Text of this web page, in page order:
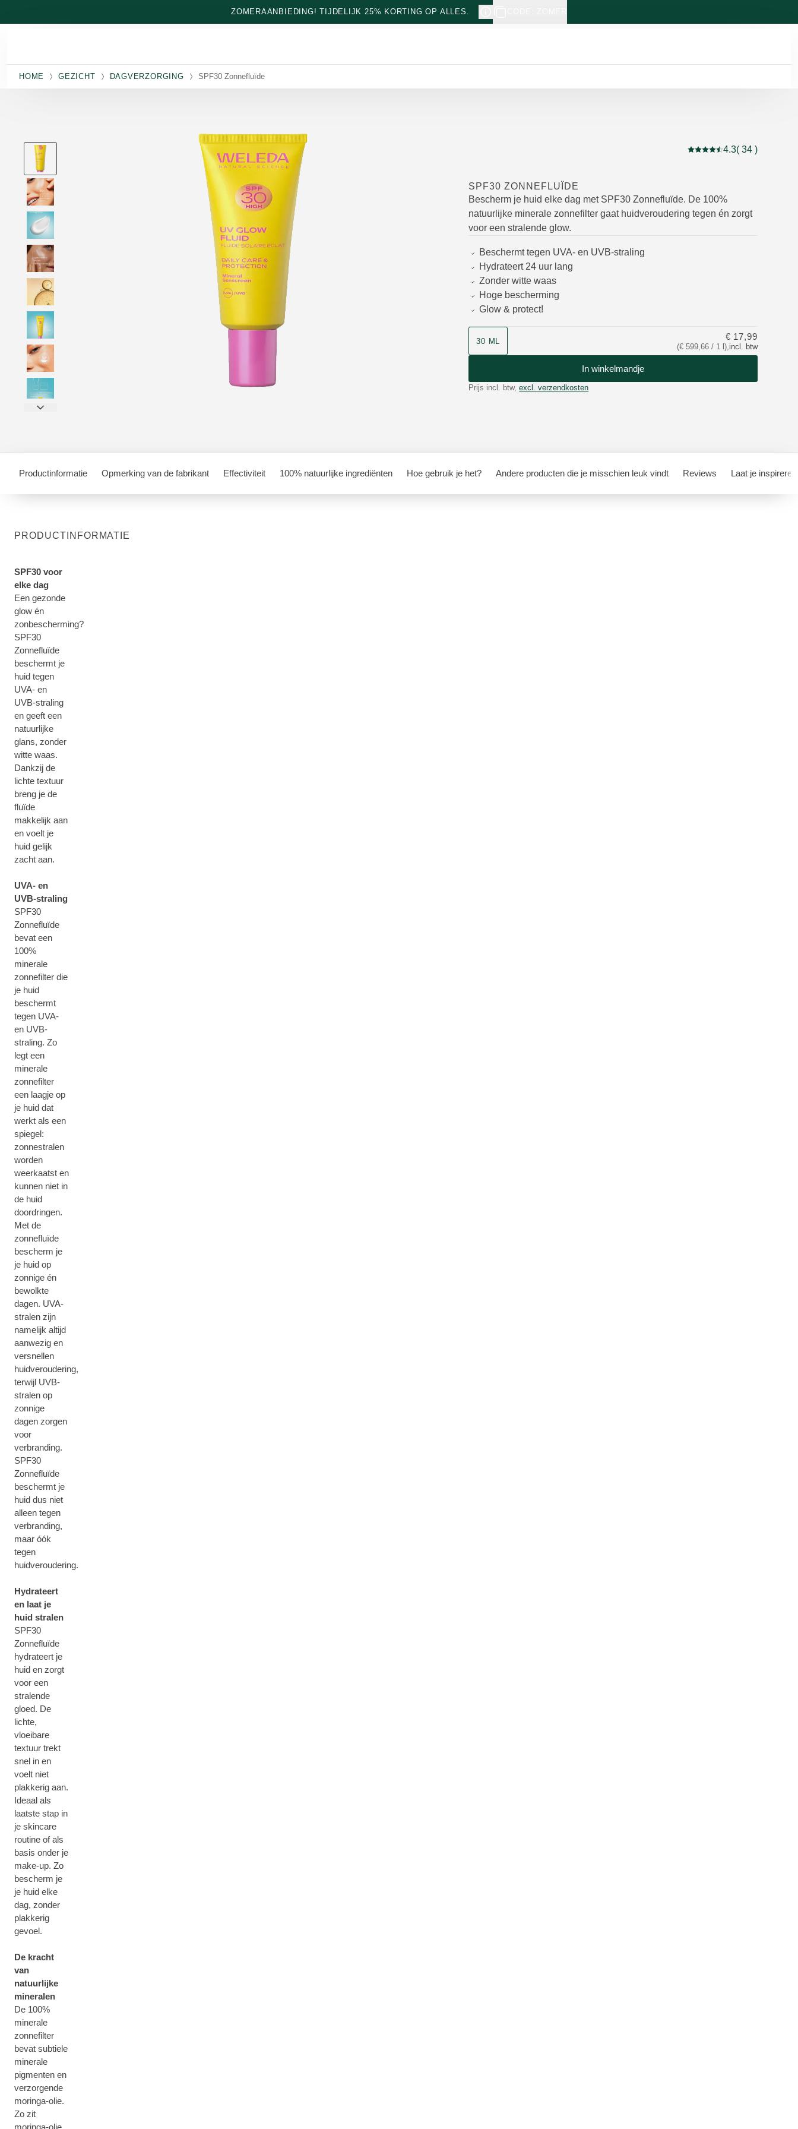
ZOMERAANBIEDING! TIJDELIJK 25% KORTING OP ALLES.
HOME GEZICHT DAGVERZORGING SPF30 Zonnefluïde
Beoordeling: 4.3 van 5
4.3( 34 )
SPF30 ZONNEFLUÏDE
Bescherm je huid elke dag met SPF30 Zonnefluïde. De 100%
natuurlijke minerale zonnefilter gaat huidveroudering tegen én zorgt
voor een stralende glow.
Beschermt tegen UVA- en UVB-straling
Hydrateert 24 uur lang
Zonder witte waas
Hoge bescherming
Glow & protect!
30 ML
(€ 599,66 / 1 l), incl. btw
€ 17,99
In winkelmandje
Prijs incl. btw, excl. verzendkosten
Productinformatie Opmerking van de fabrikant Effectiviteit 100% natuurlijke ingrediënten Hoe gebruik je het? Andere producten die je misschien leuk vindt Reviews Laat je inspireren
PRODUCTINFORMATIE
SPF30 voor
elke dag
Een gezonde
glow én
zonbescherming?
SPF30
Zonnefluïde
beschermt je
huid tegen
UVA- en
UVB-straling
en geeft een
natuurlijke
glans, zonder
witte waas.
Dankzij de
lichte textuur
breng je de
fluïde
makkelijk aan
en voelt je
huid gelijk
zacht aan.
UVA- en
UVB-straling
SPF30
Zonnefluïde
bevat een
100%
minerale
zonnefilter die
je huid
beschermt
tegen UVA-
en UVB-
straling. Zo
legt een
minerale
zonnefilter
een laagje op
je huid dat
werkt als een
spiegel:
zonnestralen
worden
weerkaatst en
kunnen niet in
de huid
doordringen.
Met de
zonnefluïde
bescherm je
je huid op
zonnige én
bewolkte
dagen. UVA-
stralen zijn
namelijk altijd
aanwezig en
versnellen
huidveroudering,
terwijl UVB-
stralen op
zonnige
dagen zorgen
voor
verbranding.
SPF30
Zonnefluïde
beschermt je
huid dus niet
alleen tegen
verbranding,
maar óók
tegen
huidveroudering.
Hydrateert
en laat je
huid stralen
SPF30
Zonnefluïde
hydrateert je
huid en zorgt
voor een
stralende
gloed. De
lichte,
vloeibare
textuur trekt
snel in en
voelt niet
plakkerig aan.
Ideaal als
laatste stap in
je skincare
routine of als
basis onder je
make-up. Zo
bescherm je
je huid elke
dag, zonder
plakkerig
gevoel.
De kracht
van
natuurlijke
mineralen
De 100%
minerale
zonnefilter
bevat subtiele
minerale
pigmenten en
verzorgende
moringa-olie.
Zo zit
moringa-olie